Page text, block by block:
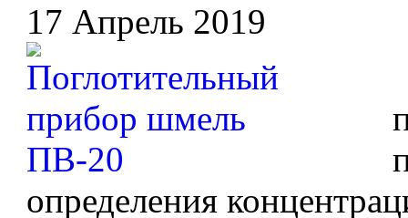
17 Апрель 2019
определения